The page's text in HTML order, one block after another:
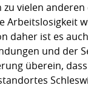
zu vielen
Arbeitslosigkeit
daher ist es
und der
überein,